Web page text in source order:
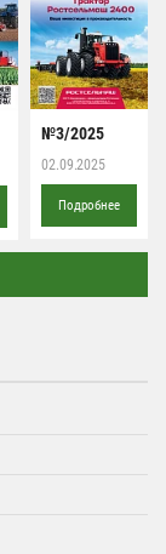
№3/2025
02.09.2025
Подробнее